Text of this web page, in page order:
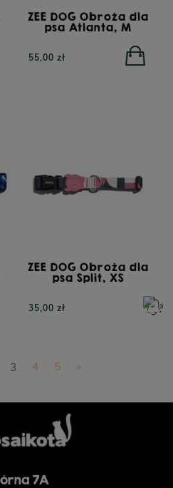
ZEE DOG Obroża dla
psa Atlanta, M
55,00 zł
ZEE DOG Obroża dla
psa Split, XS
35,00 zł
3 4 5 »
7A